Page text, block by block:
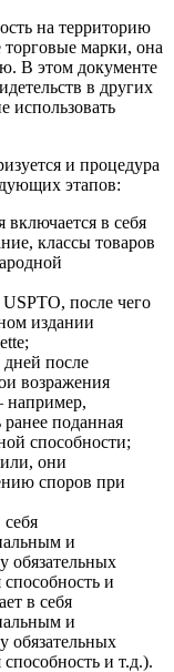
на территорию
марки, она
В этом документе
в других
использовать
и процедура
этапов:
включается в себя
классы товаров
USPTO, после чего
издании
после
возражения
например,
поданная
способности;
они
споров при
себя
и
обязательных
способность и
в себя
и
обязательных
и т.д.).